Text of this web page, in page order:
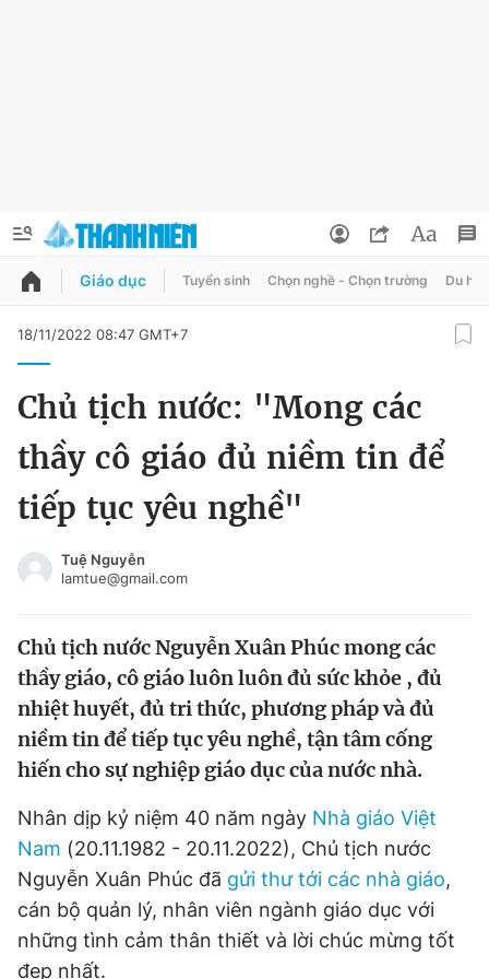
QUẢNG CÁO ĐẶT BÁO
Chuyên mục
Chuyên mục khác
Chào ngày mới Tin 24h
Video Magazine
Sản phẩm khác
Thông tin tòa soạn Liên hệ quảng cáo
Đổi mật khẩu
Tin đã lưu
Tin đã xem
Đăng xuất
Giáo dục Tuyển sinh Chọn nghề - Chọn trường Du học
18/11/2022 08:47 GMT+7
Chủ tịch nước: "Mong các
thầy cô giáo đủ niềm tin để
tiếp tục yêu nghề"
Tuệ Nguyễn
lamtue@gmail.com
Chủ tịch nước Nguyễn Xuân Phúc mong các
thầy giáo, cô giáo luôn luôn đủ sức khỏe , đủ
nhiệt huyết, đủ tri thức, phương pháp và đủ
niềm tin để tiếp tục yêu nghề, tận tâm cống
hiến cho sự nghiệp giáo dục của nước nhà.
Nhân dịp kỷ niệm 40 năm ngày Nhà giáo Việt
Nam (20.11.1982 - 20.11.2022), Chủ tịch nước
Nguyễn Xuân Phúc đã gửi thư tới các nhà giáo,
cán bộ quản lý, nhân viên ngành giáo dục với
những tình cảm thân thiết và lời chúc mừng tốt
đẹp nhất.